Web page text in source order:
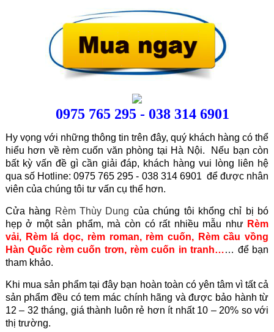
0975 765 295 - 038 314 6901
Hy vọng với những thông tin trên đây, quý khách hàng có thể
hiểu hơn về rèm cuốn văn phòng tại Hà Nội. Nếu bạn còn
bất kỳ vấn đề gì cần giải đáp, khách hàng vui lòng liên hệ
qua số Hotline: 0975 765 295 - 038 314 6901 để được nhân
viên của chúng tôi tư vấn cụ thể hơn.
Cửa hàng Rèm Thùy Dung của chúng tôi khổng chỉ bị bó
hẹp ở một sản phẩm, mà còn có rất nhiều mẫu như Rèm
vải, Rèm lá dọc, rèm roman, rèm cuốn, Rèm cầu vồng
Hàn Quốc rèm cuốn trơn, rèm cuốn in tranh…… để bạn
tham khảo.
Khi mua sản phẩm tại đây bạn hoàn toàn có yên tâm vì tất cả
sản phẩm đều có tem mác chính hãng và được bảo hành từ
12 – 32 tháng, giá thành luôn rẻ hơn ít nhất 10 – 20% so với
thị trường.